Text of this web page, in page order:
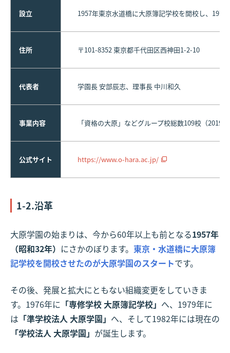
設立 1957年東京水道橋に大原簿記学校を開校し、
住所 〒101-8352 東京都千代田区西神田1-2-10
代表者 学園長 安部辰志、理事長 中川和久
事業内容 「資格の大原」などグループ校総数109校（2019
公式サイト https://www.o-hara.ac.jp/
1-2.沿革
大原学園の始まりは、今から60年以上も前となる1957年
（昭和32年） にさかのぼります。 東京・水道橋に大原簿
記学校を開校させたのが大原学園のスタートです。
その後、発展と拡大にともない組織変更をしていきま
す。1976年に 「専修学校 大原簿記学校」 へ、1979年に
は 「準学校法人 大原学園」 へ、そして1982年には現在の
「学校法人 大原学園」 が誕生します。